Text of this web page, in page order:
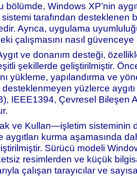
bölümde, Windows XP’nin
tarafından desteklenen
Ayrıca, uygulama
çalışmasını nasıl güvenceye
donanım desteği, özellikle
şekillerde geliştirilmiştir.
yükleme, yapılandırma ve
desteklenmeyen yüzlerce
IEEE1394, Çevresel Bileşen
sisteminin
kurma aşamasında
Sürücü modeli
resimlerden ve küçük
çalışan tarayıcılar ve